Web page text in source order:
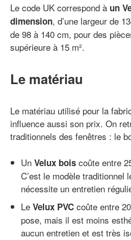
Le code UK correspond à un
dimension, d’une largeur de
de 98 à 140 cm, pour des
supérieure à 15 m².
Le matériau
Le matériau utilisé pour la
influence aussi son prix. On
traditionnels des fenêtres : le
Un Velux bois coûte entre
C’est le modèle traditionnel
nécessite un entretien
Le Velux PVC coûte entre
pose, mais il est moins
aucun entretien et est très